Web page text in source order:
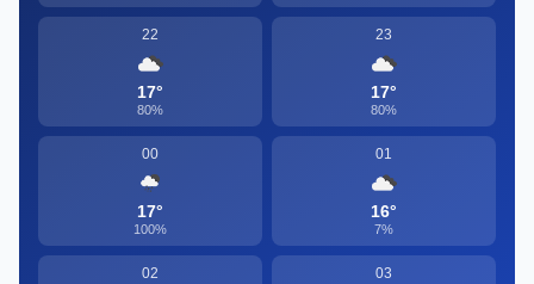
22
17°
80%
23
17°
80%
00
17°
100%
01
16°
7%
02 03